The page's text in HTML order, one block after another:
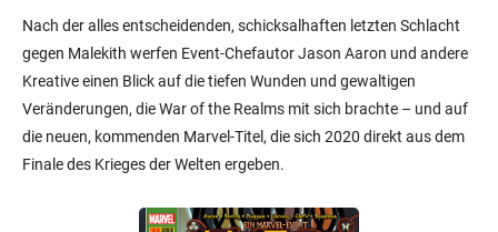
Nach der alles entscheidenden, schicksalhaften letzten Schlacht
gegen Malekith werfen Event-Chefautor Jason Aaron und andere
Kreative einen Blick auf die tiefen Wunden und gewaltigen
Veränderungen, die War of the Realms mit sich brachte – und auf
die neuen, kommenden Marvel-Titel, die sich 2020 direkt aus dem
Finale des Krieges der Welten ergeben.